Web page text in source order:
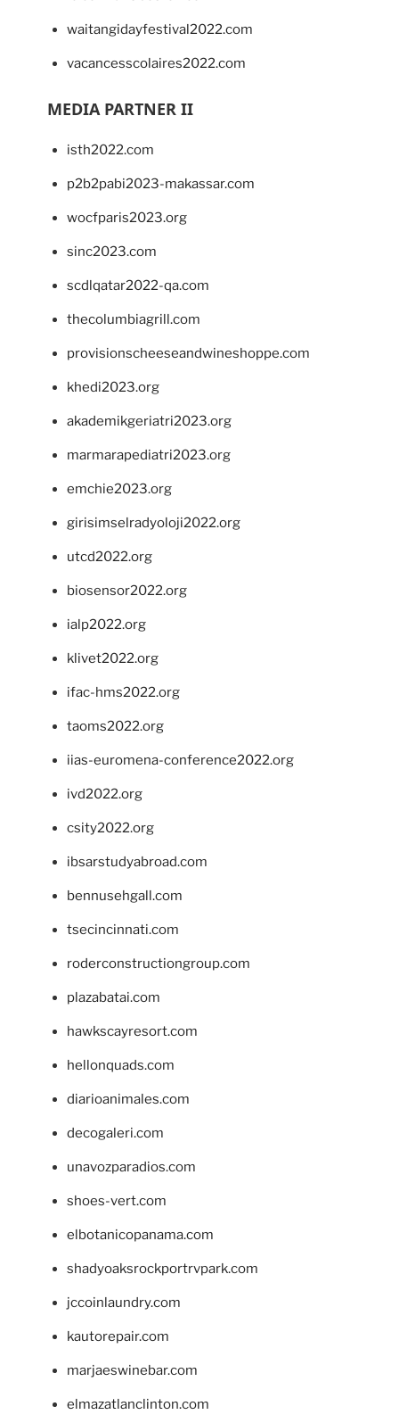
waitangidayfestival2022.com
vacancesscolaires2022.com
MEDIA PARTNER II
isth2022.com
p2b2pabi2023-makassar.com
wocfparis2023.org
sinc2023.com
scdlqatar2022-qa.com
thecolumbiagrill.com
provisionscheeseandwineshoppe.com
khedi2023.org
akademikgeriatri2023.org
marmarapediatri2023.org
emchie2023.org
girisimselradyoloji2022.org
utcd2022.org
biosensor2022.org
ialp2022.org
klivet2022.org
ifac-hms2022.org
taoms2022.org
iias-euromena-conference2022.org
ivd2022.org
csity2022.org
ibsarstudyabroad.com
bennusehgall.com
tsecincinnati.com
roderconstructiongroup.com
plazabatai.com
hawkscayresort.com
hellonquads.com
diarioanimales.com
decogaleri.com
unavozparadios.com
shoes-vert.com
elbotanicopanama.com
shadyoaksrockportrvpark.com
jccoinlaundry.com
kautorepair.com
marjaeswinebar.com
elmazatlanclinton.com